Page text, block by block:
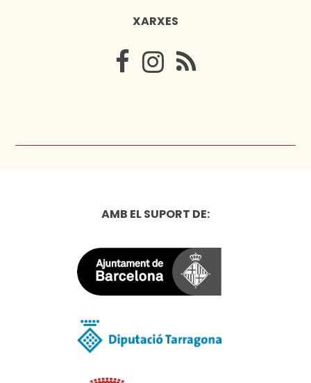
XARXES
AMB EL SUPORT DE: